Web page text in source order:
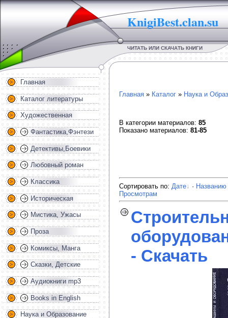
KnigiBest.clan.su
ЧИТАТЬ ИЛИ СКАЧАТЬ КНИГИ
Главная
Каталог литературы
Художественная
Фантастика,Фэнтези
Детективы,Боевики
Любовный роман
Классика
Историческая
Мистика, Ужасы
Проза
Комиксы, Манга
Сказки, Детские
Аудиокниги mp3
Books in English
Наука и Образование
Главная » Каталог » Наука и
В категории материалов: 85
Показано материалов: 81-85
Сортировать по: Дате · Названию
Просмотрам
- Скачать